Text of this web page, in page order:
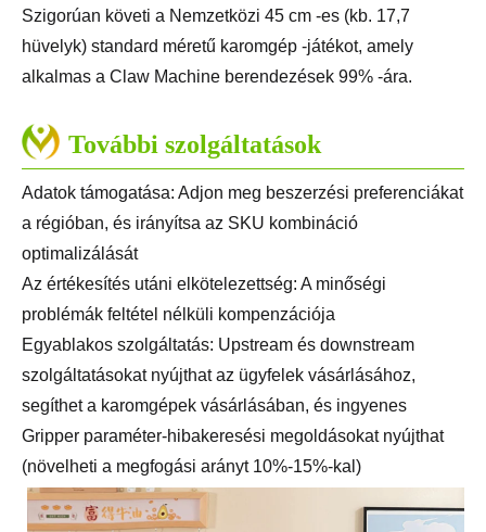
Szigorúan követi a Nemzetközi 45 cm -es (kb. 17,7
hüvelyk) standard méretű karomgép -játékot, amely
alkalmas a Claw Machine berendezések 99% -ára.
További szolgáltatások
Adatok támogatása: Adjon meg beszerzési preferenciákat
a régióban, és irányítsa az SKU kombináció
optimalizálását
Az értékesítés utáni elkötelezettség: A minőségi
problémák feltétel nélküli kompenzációja
Egyablakos szolgáltatás: Upstream és downstream
szolgáltatásokat nyújthat az ügyfelek vásárlásához,
segíthet a karomgépek vásárlásában, és ingyenes
Gripper paraméter-hibakeresési megoldásokat nyújthat
(növelheti a megfogási arányt 10%-15%-kal)